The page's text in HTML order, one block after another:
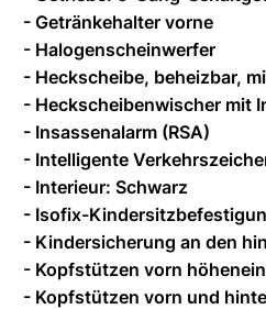
- Getränkehalter vorne
- Halogenscheinwerfer
- Heckscheibe, beheizbar,
- Heckscheibenwischer mit
- Insassenalarm (RSA)
- Intelligente
- Interieur: Schwarz
- Isofix-
- Kindersicherung an den
- Kopfstützen vorn
- Kopfstützen vorn und